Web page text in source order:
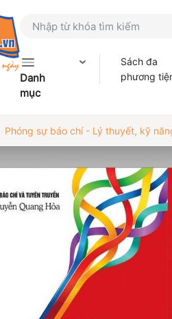
Danh
mục
Sách đa
phương
Phóng sự báo chí - Lý thuyết, kỹ